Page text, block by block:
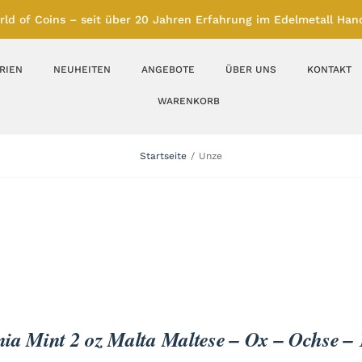
of Coins – seit über 20 Jahren Erfahrung im Edelmetall
Feinunze – Größen
Platin Andere Metalle
NEUHEITEN ANGEBOTE ÜBER UNS KONTAKT
WARENKORB
Startseite Unze
Mint 2 oz Malta Maltese – Ox – Ochse